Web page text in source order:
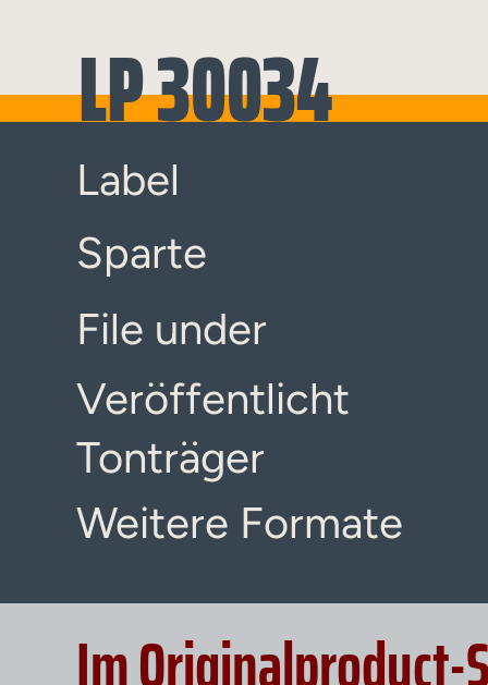
LP 30034
Label
Sparte
File under
Veröffentlicht
Tonträger
Weitere Formate